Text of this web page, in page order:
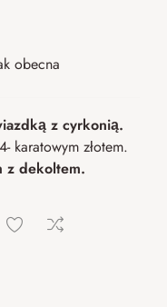
obecna
z cyrkonią.
karatowym złotem.
z dekoltem.